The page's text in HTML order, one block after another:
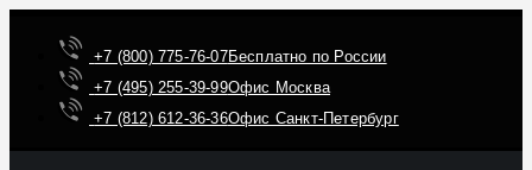
+7 (800) 775-76-07Бесплатно по России
+7 (495) 255-39-99Офис Москва
+7 (812) 612-36-36Офис Санкт-Петербург